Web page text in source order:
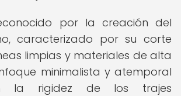
por la creación del
caracterizado por su corte
limpias y materiales de alta
minimalista y atemporal
la rigidez de los trajes